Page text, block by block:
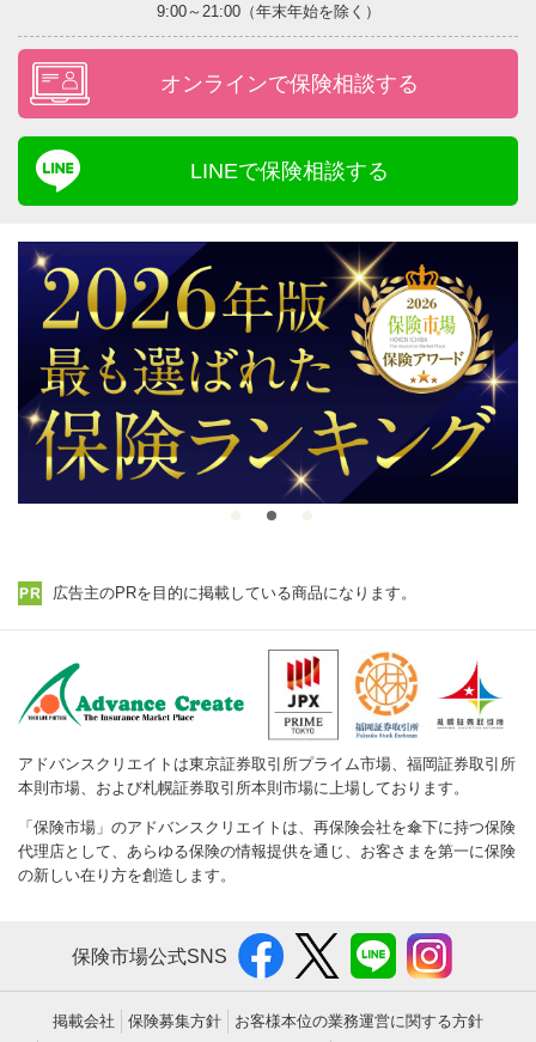
9:00～21:00（年末年始を除く）
オンラインで保険相談する
LINEで保険相談する
広告主のPRを目的に掲載している商品になります。
アドバンスクリエイトは東京証券取引所プライム市場、福岡証券取引所
本則市場、および札幌証券取引所本則市場に上場しております。
「保険市場」のアドバンスクリエイトは、再保険会社を傘下に持つ保険
代理店として、あらゆる保険の情報提供を通じ、お客さまを第一に保険
の新しい在り方を創造します。
保険市場公式SNS
掲載会社 保険募集方針 お客様本位の業務運営に関する方針